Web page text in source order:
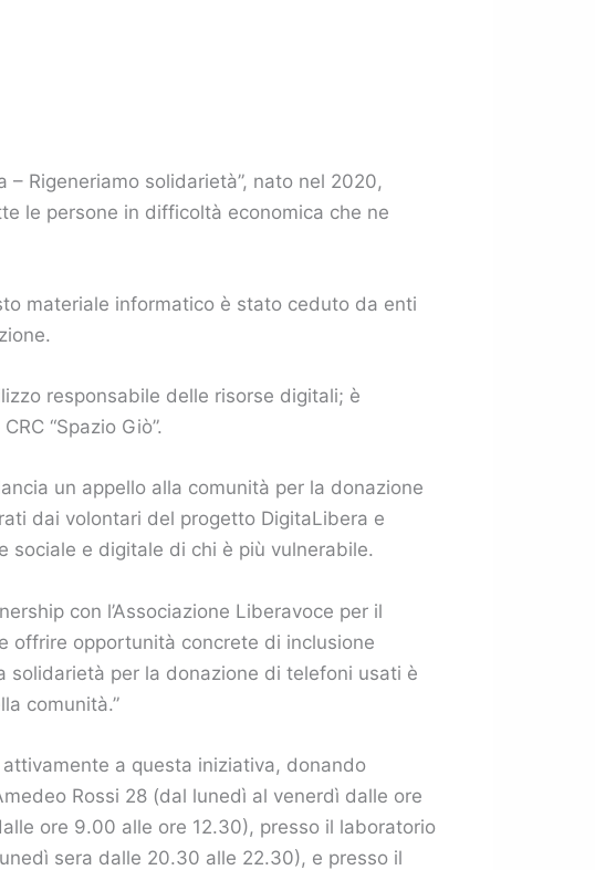
– Rigeneriamo solidarietà”, nato nel 2020,
le persone in difficoltà economica che ne
materiale informatico è stato ceduto da enti
responsabile delle risorse digitali; è
“Spazio Giò”.
un appello alla comunità per la donazione
dai volontari del progetto DigitaLibera e
sociale e digitale di chi è più vulnerabile.
con l’Associazione Liberavoce per il
offrire opportunità concrete di inclusione
solidarietà per la donazione di telefoni usati è
comunità.”
a questa iniziativa, donando
Rossi 28 (dal lunedì al venerdì dalle ore
ore 9.00 alle ore 12.30), presso il laboratorio
sera dalle 20.30 alle 22.30), e presso il